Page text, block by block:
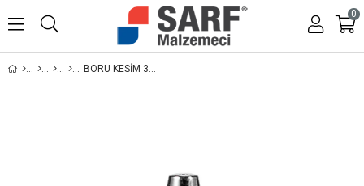
0
BORU KESIM 3D LAZER NOZZLE SINGLE